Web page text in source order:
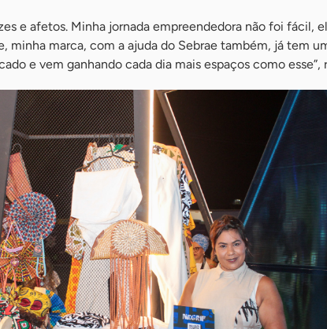
e afetos. Minha jornada empreendedora não foi fácil,
minha marca, com a ajuda do Sebrae também, já tem
e vem ganhando cada dia mais espaços como esse”,